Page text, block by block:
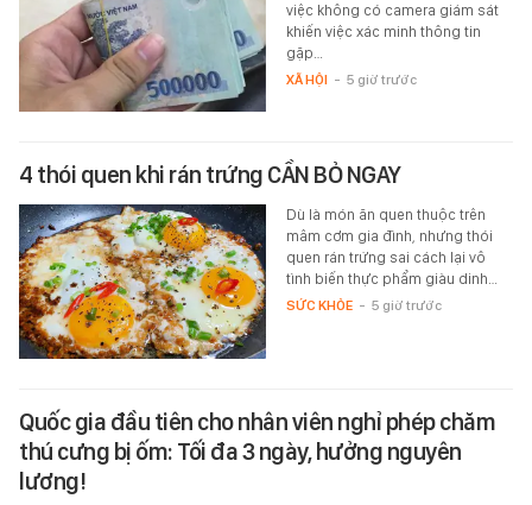
việc không có camera giám sát
khiến việc xác minh thông tin
gặp…
XÃ HỘI - 5 giờ trước
4 thói quen khi rán trứng CẦN BỎ NGAY
Dù là món ăn quen thuộc trên
mâm cơm gia đình, nhưng thói
quen rán trứng sai cách lại vô
tình biến thực phẩm giàu dinh…
SỨC KHỎE - 5 giờ trước
Quốc gia đầu tiên cho nhân viên nghỉ phép chăm
thú cưng bị ốm: Tối đa 3 ngày, hưởng nguyên
lương!